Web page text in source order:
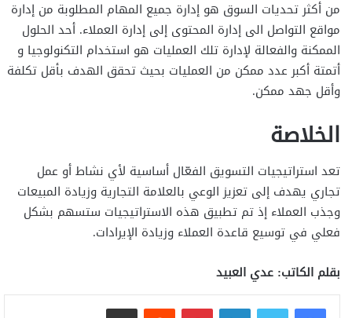
من أكثر تحديات السوق هو إدارة جميع المهام المطلوبة من إدارة
مواقع التواصل الى إدارة المحتوى إلى إدارة العملاء. أحد الحلول
الممكنة والفعالة لإدارة تلك العمليات هو استخدام التكنولوجيا و
أتمتة أكبر عدد ممكن من العمليات بحيث تحقق الهدف بأقل تكلفة
وأقل جهد ممكن.
الخلاصة
تعد استراتيجيات التسويق الفعّال أساسية لأي نشاط أو عمل
تجاري يهدف إلى تعزيز الوعي بالعلامة التجارية وزيادة المبيعات
وجذب العملاء إذ تم تطبيق هذه الاستراتيجيات ستسهم بشكل
فعلي في توسيع قاعدة العملاء وزيادة الإيرادات.
بقلم الكاتب: عدي العبيد
لينكدإن بينتيريست مشاركة عبر البريد